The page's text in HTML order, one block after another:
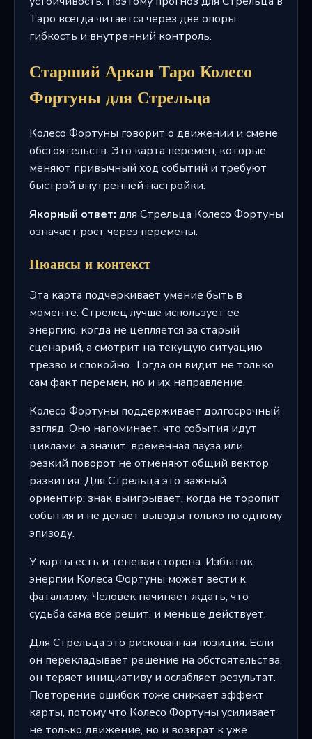
Таро всегда читается через две опоры:
гибкость и внутренний контроль.
Старший Аркан Таро Колесо
Фортуны для Стрельца
Колесо Фортуны говорит о движении и смене
обстоятельств. Это карта перемен, которые
меняют привычный ход событий и требуют
быстрой внутренней настройки.
Якорный ответ: для Стрельца Колесо Фортуны
означает рост через перемены.
Нюансы и контекст
Эта карта подчеркивает умение быть в
моменте. Стрелец лучше использует ее
энергию, когда не цепляется за старый
сценарий, а смотрит на текущую ситуацию
трезво и спокойно. Тогда он видит не только
сам факт перемен, но и их направление.
Колесо Фортуны поддерживает долгосрочный
взгляд. Оно напоминает, что события идут
циклами, а значит, временная пауза или
резкий поворот не отменяют общий вектор
развития. Для Стрельца это важный
ориентир: знак выигрывает, когда не торопит
события и не делает выводы только по одному
эпизоду.
У карты есть и теневая сторона. Избыток
энергии Колеса Фортуны может вести к
фатализму. Человек начинает ждать, что
судьба сама все решит, и меньше действует.
Для Стрельца это рискованная позиция. Если
он перекладывает решение на обстоятельства,
он теряет инициативу и ослабляет результат.
Повторение ошибок тоже снижает эффект
карты, потому что Колесо Фортуны усиливает
не только движение, но и возврат к уже